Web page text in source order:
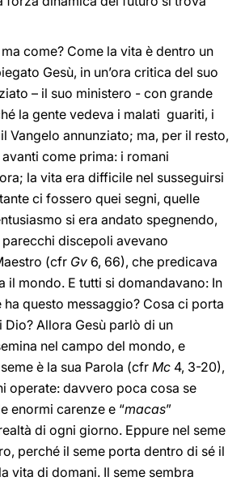
come? Come la vita è dentro un
Gesù, in un’ora critica del suo
– il suo ministero - con grande
la gente vedeva i malati guariti, i
Vangelo annunziato; ma, per il resto,
come prima: i romani
la vita era difficile nel susseguirsi
ci fossero quei segni, quelle
si era andato spegnendo,
discepoli avevano
(cfr Gv 6, 66), che predicava
il mondo. E tutti si domandavano: In
questo messaggio? Cosa ci porta
Allora Gesù parlò di un
nel campo del mondo, e
è la sua Parola (cfr Mc 4, 3-20),
operate: davvero poca cosa se
enormi carenze e “macas”
di ogni giorno. Eppure nel seme
perché il seme porta dentro di sé il
vita di domani. Il seme sembra